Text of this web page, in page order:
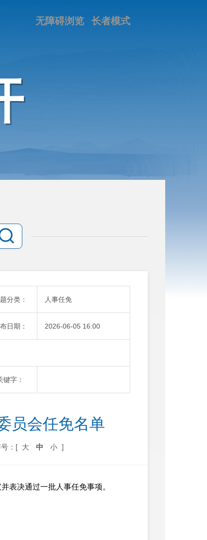
长者模式
无障碍浏览
分类： 人事任免
日期： 2026-06-05 16:00
键字：
员会任免名单
：[ 大 中 小 ]
决通过一批人事任免事项。